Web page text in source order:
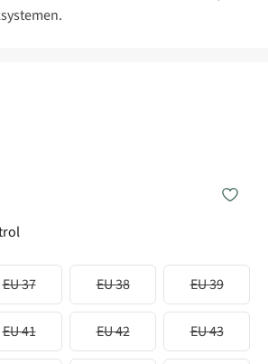
EU 37 EU 38 EU 39
EU 41 EU 42 EU 43